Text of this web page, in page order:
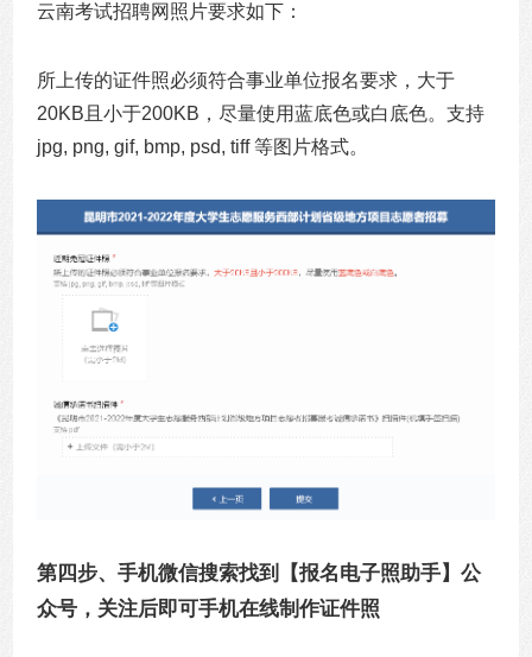
云南考试招聘网照片要求如下：
所上传的证件照必须符合事业单位报名要求，大于
20KB且小于200KB，尽量使用蓝底色或白底色。支持
jpg, png, gif, bmp, psd, tiff 等图片格式。
第四步、手机微信搜索找到 【报名电子照助手】公
众号，关注后即可手机在线制作证件照